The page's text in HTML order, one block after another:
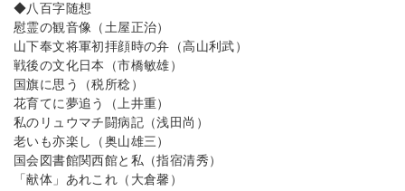
◆八百字随想
慰霊の観音像（土屋正治）
山下奉文将軍初拝顔時の弁（高山利武）
戦後の文化日本（市橋敏雄）
国旗に思う（税所稔）
花育てに夢追う（上井重）
私のリュウマチ闘病記（浅田尚）
老いも亦楽し（奥山雄三）
国会図書館関西館と私（指宿清秀）
「献体」あれこれ（大倉馨）